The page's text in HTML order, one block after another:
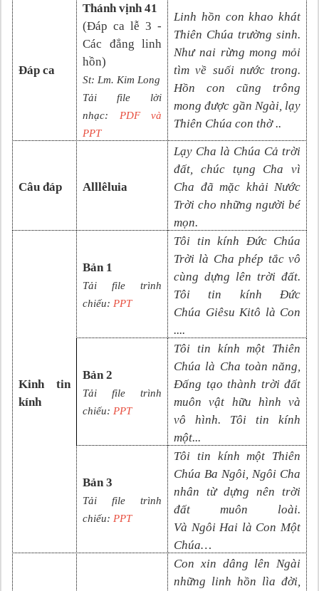
Đáp ca
Thánh vịnh 41
(Đáp ca lễ 3 -
Các đẳng linh
hồn)
St: Lm. Kim Long
Tải file lời
nhạc: PDF và
PPT
Linh hồn con khao khát
Thiên Chúa trường sinh.
Như nai rừng mong mỏi
tìm về suối nước trong.
Hồn con cũng trông
mong được gần Ngài, lạy
Thiên Chúa con thờ ..
Câu đáp Alllêluia
Lạy Cha là Chúa Cả trời
đất, chúc tụng Cha vì
Cha đã mặc khải Nước
Trời cho những người bé
mọn.
Kinh tin
kính
Bản 1
Tải file trình
chiếu: PPT
Tôi tin kính Đức Chúa
Trời là Cha phép tắc vô
cùng dựng lên trời đất.
Tôi tin kính Đức
Chúa Giêsu Kitô là Con
....
Bản 2
Tải file trình
chiếu: PPT
Tôi tin kính một Thiên
Chúa là Cha toàn năng,
Đấng tạo thành trời đất
muôn vật hữu hình và
vô hình. Tôi tin kính
một...
Bản 3
Tải file trình
chiếu: PPT
Tôi tin kính một Thiên
Chúa Ba Ngôi, Ngôi Cha
nhân từ dựng nên trời
đất muôn loài.
Và Ngôi Hai là Con Một
Chúa…
Con xin dâng lên Ngài
những linh hồn lìa đời,